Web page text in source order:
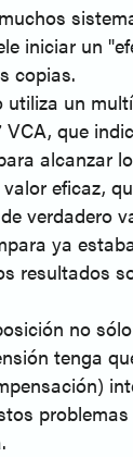
iniciar un
copias.
un
que
alcanzar
eficaz,
verdadero
ya
resultados
no
tenga